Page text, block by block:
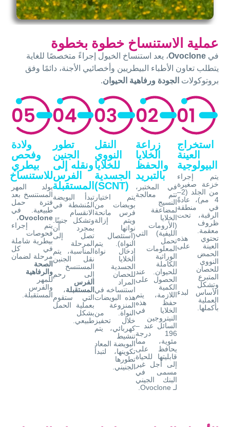
عملية الاستنساخ خطوة بخطوة
فيOvoclone، يعد استنساخ الخيول إجراءً متخصصًا للغاية
يتطلب تعاون الأطباء البيطريين وأخصائيي الأجنة، دائمًا وفق
بروتوكولات الجودة ورفاهية الحيوان.
استخراج
العينة
البيولوجية
يتم إجراء
خزعة صغيرة
من الجلد (2–
4 مم)، عادةً
في منطقة
الرقبة، تحت
ظروف
معقمة.
تحتوي هذه
العينة على
الحمض
النووي
للحصان
المتبرع
وتشكل
الأساس لبدء
العملية
بأكملها.
زراعة
الخلايا
والحفظ
بالتبريد
في المختبر،
تتم معالجة
النسيج
لمضاعفة
الخلايا
(الأرومات
الليفية) التي
تحمل
المعلومات
الوراثية
الكاملة
للحيوان. عند
الحصول على
الكمية
اللازمة، يتم
حفظ هذه
الخلايا في
النيتروجين
السائل عند –
196 درجة
مئوية، مما
يحافظ على
قابليتها للحياة
إلى أجل غير
مسمى في
البنك الجيني
لـ Ovoclone.
النقل
النووي
للخلايا
الجسدية
(SCNT)
يتم اختيار
بويضات من
فرس مانحة
ويتم إزالة
نواتها
(استئصال
النواة). يتم
إدخال نواة
الخلايا
الجسدية
للحصان
المراد
استنساخه في
هذه البويضات
المنزوعة
النواة. من
خلال تحفيز
كهربائي، يتم
تنشيط
البويضة المعاد
تكوينها، لتبدأ
تطورها
الجنيني.
تطور
الجنين
ونقله إلى
الفرس
المستقبلة
تبدأ البويضة
المُنشطة في
الانقسام
وتشكل جنينًا.
بمجرد أن
تصل إلى
المرحلة
المناسبة، يتم
نقل الجنين
المستنسخ
إلى رحم
الفرس
المستقبلة،
التي ستقوم
بعملية الحمل
بشكل
طبيعي.
ولادة
وفحص
بيطري
للاستنساخ
يولد المهر
المستنسخ بعد
فترة حمل
طبيعية. في
Ovoclone،
يتم إجراء
فحوصات
بيطرية شاملة
في كل
مرحلة لضمان
الصحة
والرفاهية
للمهر
والفرس
المستقبلة.